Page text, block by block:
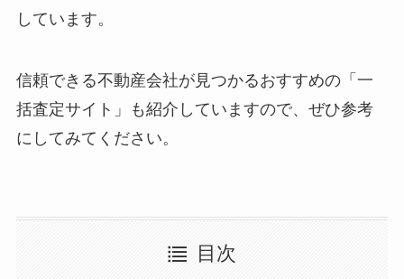
しています。
信頼できる不動産会社が見つかるおすすめの「一
括査定サイト」も紹介していますので、ぜひ参考
にしてみてください。
目次